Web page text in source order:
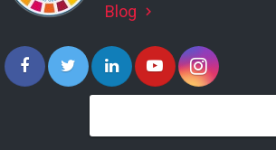
Blog keyboard_arrow_right